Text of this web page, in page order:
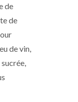
de
de
de vin,